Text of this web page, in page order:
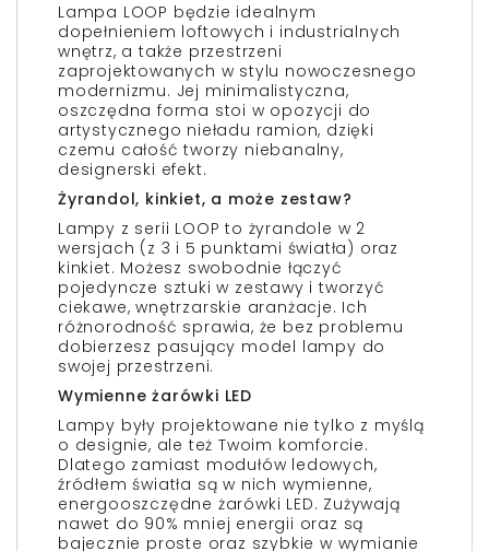
Lampa LOOP będzie idealnym
dopełnieniem loftowych i industrialnych
wnętrz, a także przestrzeni
zaprojektowanych w stylu nowoczesnego
modernizmu. Jej minimalistyczna,
oszczędna forma stoi w opozycji do
artystycznego nieładu ramion, dzięki
czemu całość tworzy niebanalny,
designerski efekt.
Żyrandol, kinkiet, a może zestaw?
Lampy z serii LOOP to żyrandole w 2
wersjach (z 3 i 5 punktami światła) oraz
kinkiet. Możesz swobodnie łączyć
pojedyncze sztuki w zestawy i tworzyć
ciekawe, wnętrzarskie aranżacje. Ich
różnorodność sprawia, że bez problemu
dobierzesz pasujący model lampy do
swojej przestrzeni.
Wymienne żarówki LED
Lampy były projektowane nie tylko z myślą
o designie, ale też Twoim komforcie.
Dlatego zamiast modułów ledowych,
źródłem światła są w nich wymienne,
energooszczędne żarówki LED. Zużywają
nawet do 90% mniej energii oraz są
bajecznie proste oraz szybkie w wymianie